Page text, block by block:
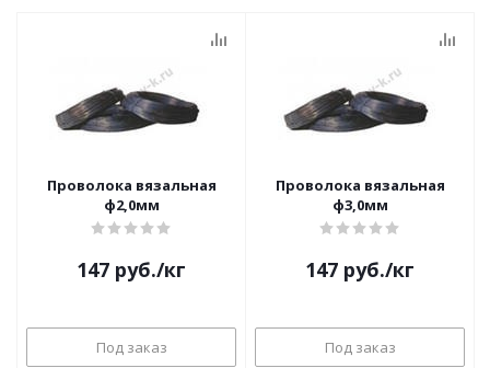
Проволока вязальная
ф2,0мм
147 руб./кг
Под заказ
Проволока вязальная
ф3,0мм
147 руб./кг
Под заказ